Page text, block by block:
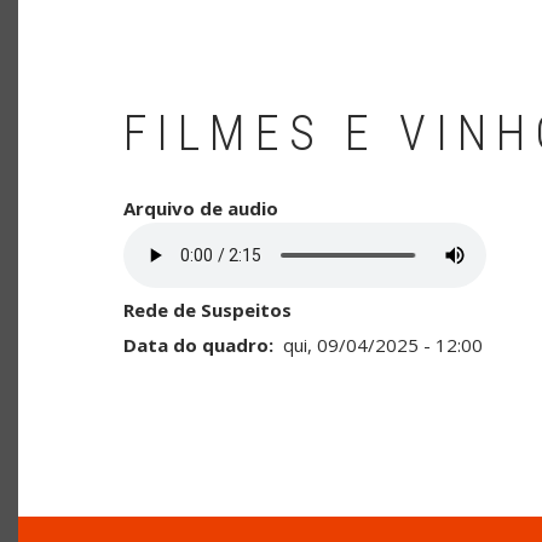
FILMES E
Arquivo de audio
Rede de Suspeitos
Data do quadro
qui, 09/04/2025 - 12:00